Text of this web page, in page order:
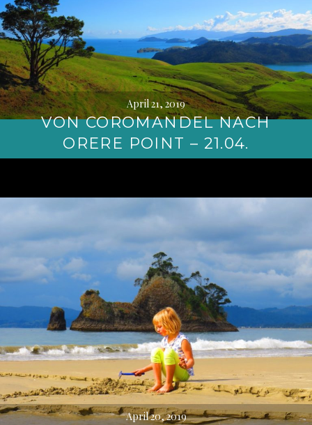
April 21, 2019
VON COROMANDEL NACH
ORERE POINT – 21.04.
April 20, 2019